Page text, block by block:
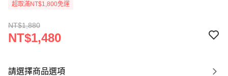
超取滿NT$1,800免運
NT$1,880
NT$1,480
請選擇商品選項